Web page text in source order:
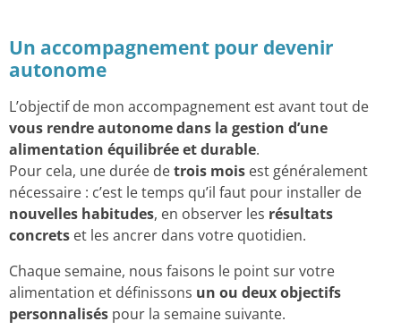
Un accompagnement pour devenir
autonome
L’objectif de mon accompagnement est avant tout de
vous rendre autonome dans la gestion d’une
alimentation équilibrée et durable.
Pour cela, une durée detrois mois est généralement
nécessaire : c’est le temps qu’il faut pour installer de
nouvelles habitudes, en observer les résultats
concrets et les ancrer dans votre quotidien.
Chaque semaine, nous faisons le point sur votre
alimentation et définissons un ou deux objectifs
personnalisés pour la semaine suivante.